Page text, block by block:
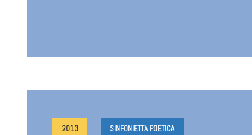
2013 SINFONIETTA POETICA